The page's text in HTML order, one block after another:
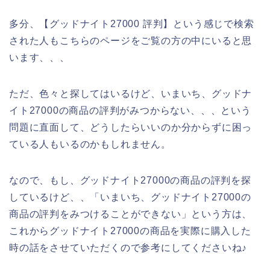
多分、【グッドナイト27000 評判】という感じで検索
された人もこちらのページをご覧の方の中にいると思
います、、、
ただ、色々と探してはいるけど、いまいち、グッドナ
イト27000の商品の評判がみつからない、、、という
問題に直面して、どうしたらいいのか分からずに困っ
ている人もいるのかもしれません。
なので、もし、グッドナイト27000の商品の評判を探
しているけど、、「いまいち、グッドナイト27000の
商品の評判をみつけることができない」という方は、
これからグッドナイト27000の商品を実際に購入した
時の話をさせていただくので参考にしてくださいね♪